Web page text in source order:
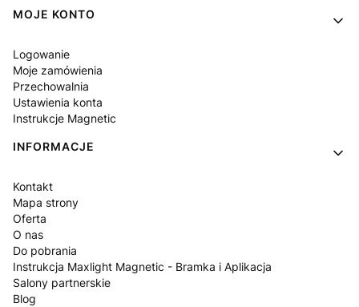
Linki w stopce
MOJE KONTO
Logowanie
Moje zamówienia
Przechowalnia
Ustawienia konta
Instrukcje Magnetic
INFORMACJE
Kontakt
Mapa strony
Oferta
O nas
Do pobrania
Instrukcja Maxlight Magnetic - Bramka i Aplikacja
Salony partnerskie
Blog